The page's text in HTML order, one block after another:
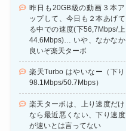
昨日も20GB級の動画３本ア
ップして、今日も２本あげて
る中での速度(下56,7Mbps/上
44.6Mbps)… いや、なかなか
良いぞ楽天ターボ
楽天Turbo はやいなー（下り
98.1Mbps/50.7Mbps）
楽天ターボは、上り速度だけ
なら最近悪くない、下り速度
が速いとは言ってない